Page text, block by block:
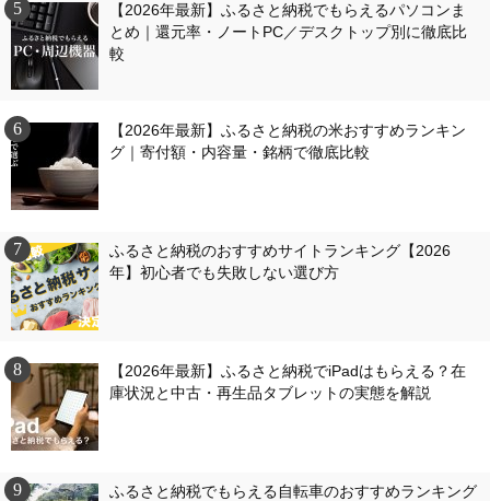
【2026年最新】ふるさと納税でもらえるパソコンま
とめ｜還元率・ノートPC／デスクトップ別に徹底比
較
【2026年最新】ふるさと納税の米おすすめランキン
グ｜寄付額・内容量・銘柄で徹底比較
ふるさと納税のおすすめサイトランキング【2026
年】初心者でも失敗しない選び方
【2026年最新】ふるさと納税でiPadはもらえる？在
庫状況と中古・再生品タブレットの実態を解説
ふるさと納税でもらえる自転車のおすすめランキング